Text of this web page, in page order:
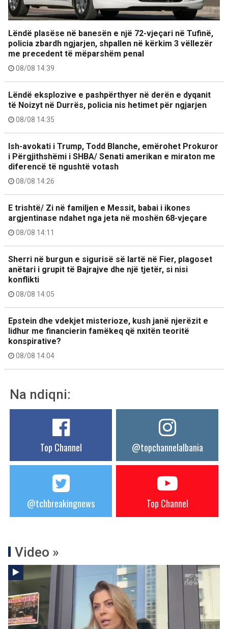
Lëndë plasëse në banesën e një 72-vjeçari në Tufinë,
policia zbardh ngjarjen, shpallen në kërkim 3 vëllezër
me precedent të mëparshëm penal
08/08 14:39
Lëndë eksplozive e pashpërthyer në derën e dyqanit
të Noizyt në Durrës, policia nis hetimet për ngjarjen
08/08 14:35
Ish-avokati i Trump, Todd Blanche, emërohet Prokuror
i Përgjithshëmi i SHBA/ Senati amerikan e miraton me
diferencë të ngushtë votash
08/08 14:26
E trishtë/ Zi në familjen e Messit, babai i ikones
argjentinase ndahet nga jeta në moshën 68-vjeçare
08/08 14:11
Sherri në burgun e sigurisë së lartë në Fier, plagoset
anëtari i grupit të Bajrajve dhe një tjetër, si nisi
konflikti
08/08 14:05
Epstein dhe vdekjet misterioze, kush janë njerëzit e
lidhur me financierin famëkeq që nxitën teoritë
konspirative?
08/08 14:04
Na ndiqni:
Top Channel @topchannelalbania
@tchbreakingnews Top Channel
Video »